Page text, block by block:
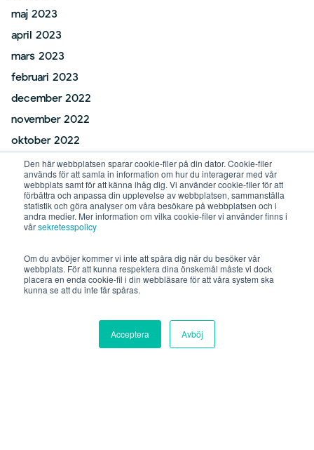
Den här webbplatsen sparar cookie-filer på din dator. Cookie-filer
används för att samla in information om hur du interagerar med vår
webbplats samt för att känna ihåg dig. Vi använder cookie-filer för att
förbättra och anpassa din upplevelse av webbplatsen, sammanställa
statistik och göra analyser om våra besökare på webbplatsen och i
andra medier. Mer information om vilka cookie-filer vi använder finns i
vårsekretesspolicy
Om du avböjer kommer vi inte att spåra dig när du besöker vår
webbplats. För att kunna respektera dina önskemål måste vi dock
placera en enda cookie-fil i din webbläsare för att våra system ska
kunna se att du inte får spåras.
Acceptera Avböj
maj 2023
april 2023
mars 2023
februari 2023
december 2022
november 2022
oktober 2022
juni 2022
maj 2022
februari 2022
januari 2022
november 2021
oktober 2021